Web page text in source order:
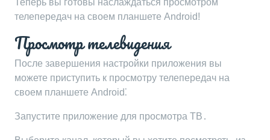
Теперь вы готовы наслаждаться просмотром
телепередач на своем планшете Android!
Просмотр телевидения
После завершения настройки приложения вы
можете приступить к просмотру телепередач на
своем планшете Android⁚
Запустите приложение для просмотра ТВ․